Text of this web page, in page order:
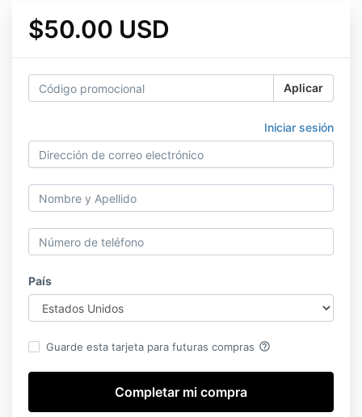
$50.00 USD
Aplicar
Iniciar sesión
País
Guarde esta tarjeta para futuras compras help_outline